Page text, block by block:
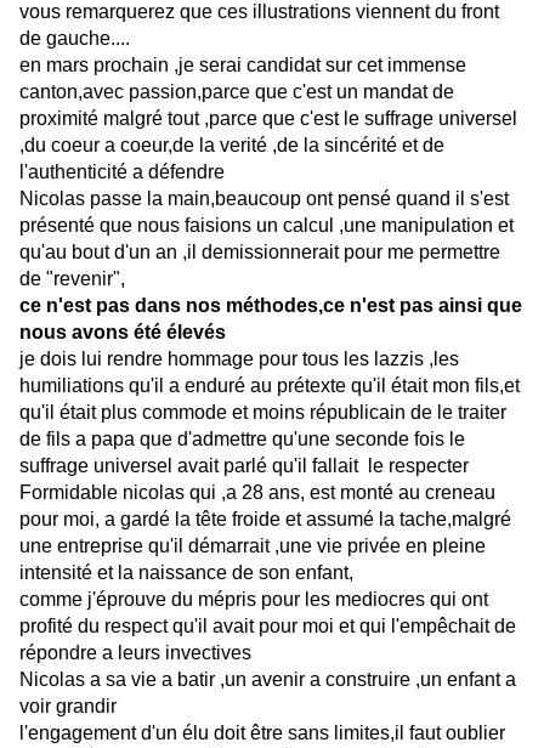
vous remarquerez que ces illustrations viennent du front
de gauche....
en mars prochain ,je serai candidat sur cet immense
canton,avec passion,parce que c'est un mandat de
proximité malgré tout ,parce que c'est le suffrage universel
,du coeur a coeur,de la verité ,de la sincérité et de
l'authenticité a défendre
Nicolas passe la main,beaucoup ont pensé quand il s'est
présenté que nous faisions un calcul ,une manipulation et
qu'au bout d'un an ,il demissionnerait pour me permettre
de "revenir",
ce n'est pas dans nos méthodes,ce n'est pas ainsi que
nous avons été élevés
je dois lui rendre hommage pour tous les lazzis ,les
humiliations qu'il a enduré au prétexte qu'il était mon fils,et
qu'il était plus commode et moins républicain de le traiter
de fils a papa que d'admettre qu'une seconde fois le
suffrage universel avait parlé qu'il fallait le respecter
Formidable nicolas qui ,a 28 ans, est monté au creneau
pour moi, a gardé la tête froide et assumé la tache,malgré
une entreprise qu'il démarrait ,une vie privée en pleine
intensité et la naissance de son enfant,
comme j'éprouve du mépris pour les mediocres qui ont
profité du respect qu'il avait pour moi et qui l'empêchait de
répondre a leurs invectives
Nicolas a sa vie a batir ,un avenir a construire ,un enfant a
voir grandir
l'engagement d'un élu doit être sans limites,il faut oublier